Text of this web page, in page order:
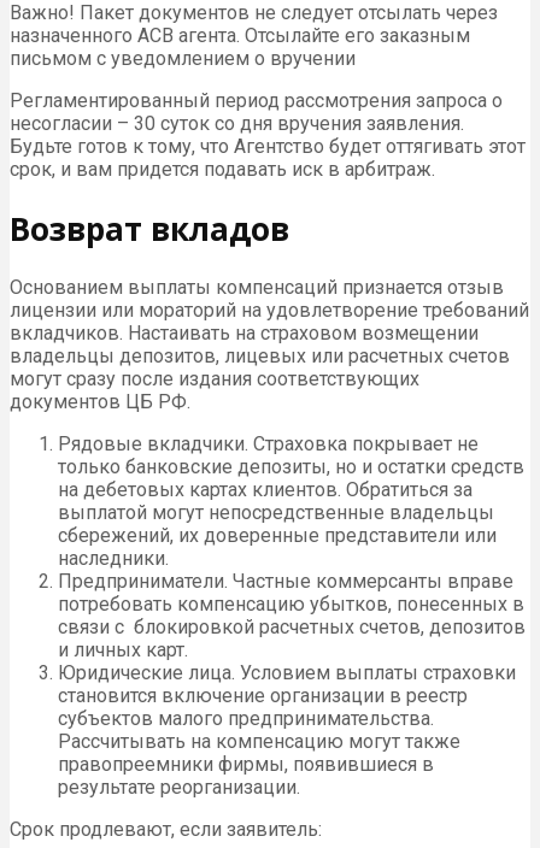
Важно! Пакет документов не следует отсылать через
назначенного АСВ агента. Отсылайте его заказным
письмом с уведомлением о вручении
Регламентированный период рассмотрения запроса о
несогласии – 30 суток со дня вручения заявления.
Будьте готов к тому, что Агентство будет оттягивать этот
срок, и вам придется подавать иск в арбитраж.
Возврат вкладов
Основанием выплаты компенсаций признается отзыв
лицензии или мораторий на удовлетворение требований
вкладчиков. Настаивать на страховом возмещении
владельцы депозитов, лицевых или расчетных счетов
могут сразу после издания соответствующих
документов ЦБ РФ.
Рядовые вкладчики. Страховка покрывает не
только банковские депозиты, но и остатки средств
на дебетовых картах клиентов. Обратиться за
выплатой могут непосредственные владельцы
сбережений, их доверенные представители или
наследники.
Предприниматели. Частные коммерсанты вправе
потребовать компенсацию убытков, понесенных в
связи с блокировкой расчетных счетов, депозитов
и личных карт.
Юридические лица. Условием выплаты страховки
становится включение организации в реестр
субъектов малого предпринимательства.
Рассчитывать на компенсацию могут также
правопреемники фирмы, появившиеся в
результате реорганизации.
Срок продлевают, если заявитель: